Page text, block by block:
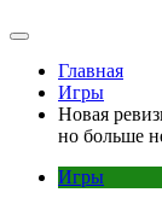
Главная
Игры
Новая
но больше
Игры